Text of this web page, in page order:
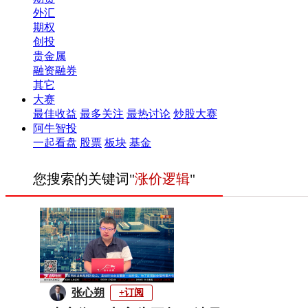
外汇
期权
创投
贵金属
融资融券
其它
大赛
最佳收益 最多关注 最热讨论 炒股大赛
阿牛智投
一起看盘 股票 板块 基金
您搜索的关键词"涨价逻辑"
张心朔 +订阅